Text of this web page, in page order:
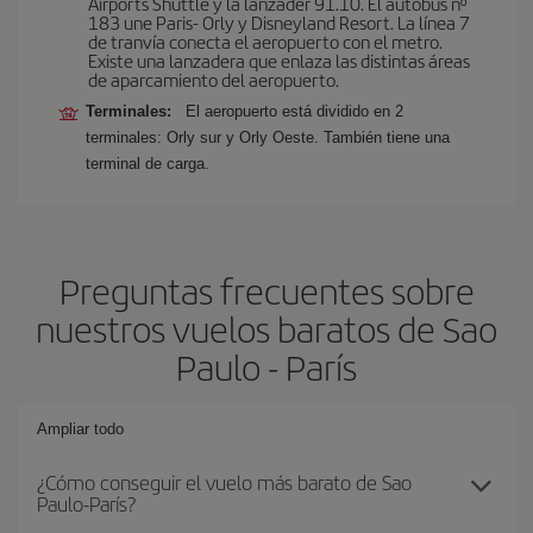
183 une Paris- Orly y Disneyland Resort. La línea 7
de tranvía conecta el aeropuerto con el metro.
Existe una lanzadera que enlaza las distintas áreas
de aparcamiento del aeropuerto.
Terminales:
El aeropuerto está dividido en 2
terminales: Orly sur y Orly Oeste. También tiene una
terminal de carga.
Preguntas frecuentes sobre
nuestros vuelos baratos de Sao
Paulo - París
Ampliar todo
¿Cómo conseguir el vuelo más barato de Sao
Paulo-París?